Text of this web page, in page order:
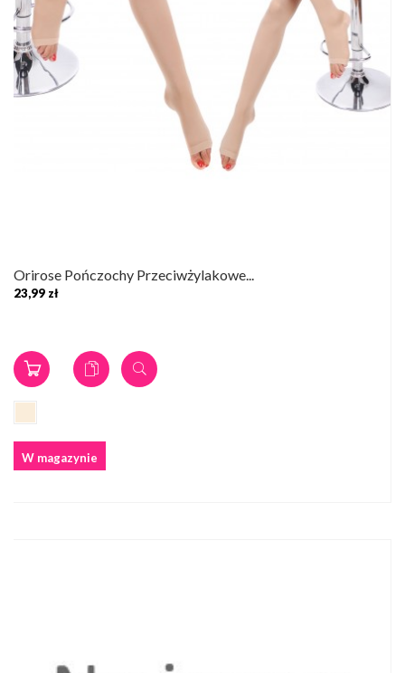
Orirose Pończochy Przeciwżylakowe...
23,99 zł
W magazynie